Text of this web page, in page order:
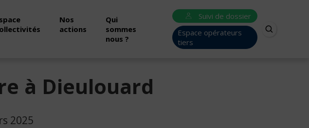
Nos
actions
Qui
sommes
nous ?
Suivi de dossier
Espace opérateurs
tiers
à Dieulouard
2025